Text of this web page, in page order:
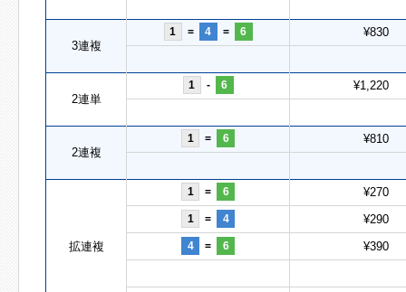
3連複
1 = 4 = 6 ¥830
2連単
1 - 6 ¥1,220
2連複
1 = 6 ¥810
拡連複
1 = 6 ¥270
1 = 4 ¥290
4 = 6 ¥390